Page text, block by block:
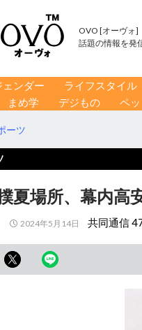
OVO [オーヴォ]
話題の情報を発
ェンダー ライフスタイル
まめ学 デジもの ペッ
ーツ
夏場所、幕内高
2024年5月14日 共同通信